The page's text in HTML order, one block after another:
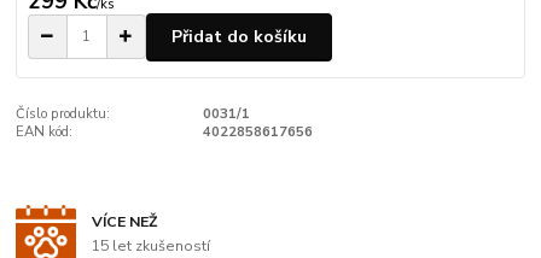
/ks
Přidat do košíku
Číslo produktu:
0031/1
EAN kód:
4022858617656
VÍCE NEŽ
15 let zkušeností